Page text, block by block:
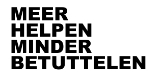
MEER
HELPEN
MINDER
BETUTTELEN